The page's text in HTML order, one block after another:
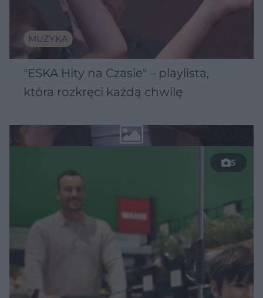
MUZYKA
"ESKA Hity na Czasie" – playlista,
która rozkręci każdą chwilę
5